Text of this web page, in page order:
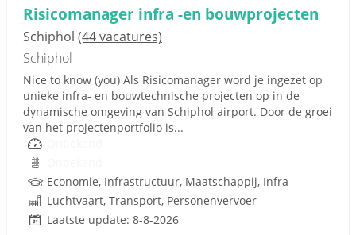
Risicomanager infra -en bouwprojecten
Schiphol (44 vacatures)
Schiphol
Nice to know (you) Als Risicomanager word je ingezet op
unieke infra- en bouwtechnische projecten op in de
dynamische omgeving van Schiphol airport. Door de groei
van het projectenportfolio is...
Economie, Infrastructuur, Maatschappij, Infra
Luchtvaart, Transport, Personenvervoer
Laatste update: 8-8-2026